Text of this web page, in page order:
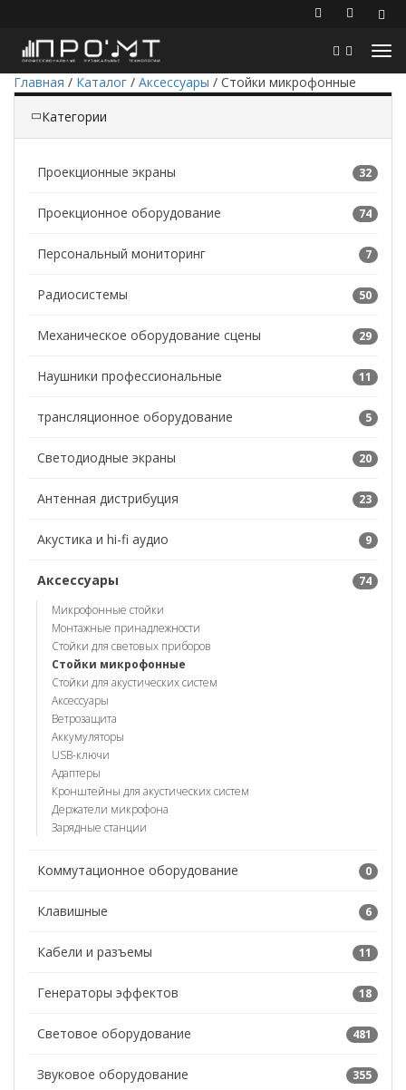
Главная / Каталог / Аксессуары / Стойки микрофонные
Категории
Проекционные экраны 32
Проекционное оборудование 74
Персональный мониторинг 7
Радиосистемы 50
Механическое оборудование сцены 29
Наушники профессиональные 11
трансляционное оборудование 5
Светодиодные экраны 20
Антенная дистрибуция 23
Акустика и hi-fi аудио 9
Аксессуары
74
Микрофонные стойки
Монтажные принадлежности
Стойки для световых приборов
Стойки микрофонные
Стойки для акустических систем
Аксессуары
Ветрозащита
Аккумуляторы
USB-ключи
Адаптеры
Кронштейны для акустических систем
Держатели микрофона
Зарядные станции
Коммутационное оборудование 0
Клавишные 6
Кабели и разъемы 11
Генераторы эффектов 18
Световое оборудование 481
Звуковое оборудование 355